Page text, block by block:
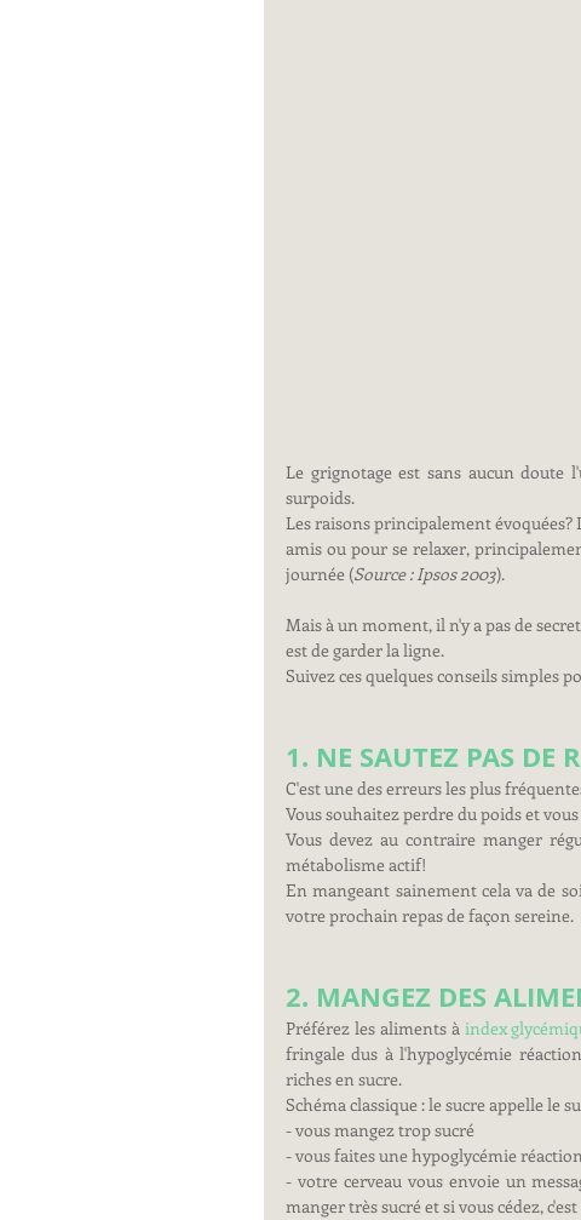
Le grignotage est sans aucun
surpoids.
Les raisons principalement
amis ou pour se relaxer,
journée (Source : Ipsos 2003).
Mais à un moment, il n'y a pas de
est de garder la ligne.
Suivez ces quelques conseils simples
​1. NE SAUTEZ PAS DE
C'est une des erreurs les plus
Vous souhaitez perdre du poids et
Vous devez au contraire manger
métabolisme actif!
En mangeant sainement cela va de
votre prochain repas de façon sereine.
2. MANGEZ DES
Préférez les aliments à index
fringale dus à l'hypoglycémie
riches en sucre.
Schéma classique : le sucre appelle le
- vous mangez trop sucré
- vous faites une hypoglycémie
- votre cerveau vous envoie un
manger très sucré et si vous cédez,